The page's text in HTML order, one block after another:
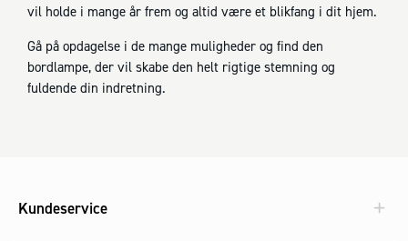
vil holde i mange år frem og altid være et blikfang i dit hjem.
Gå på opdagelse i de mange muligheder og find den
bordlampe, der vil skabe den helt rigtige stemning og
fuldende din indretning.
Kundeservice